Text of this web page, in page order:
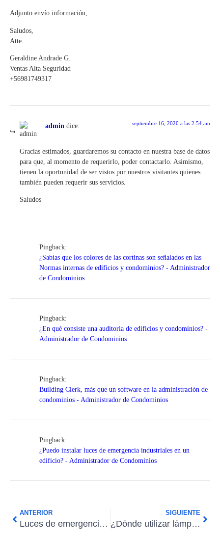
Adjunto envío información,
Saludos,
Atte.
Geraldine Andrade G.
Ventas Alta Seguridad
+56981749317
admin dice: septiembre 16, 2020 a las 2:54 am
Gracias estimados, guardaremos su contacto en nuestra base de datos
para que, al momento de requerirlo, poder contactarlo. Asimismo,
tienen la oportunidad de ser vistos por nuestros visitantes quienes
también pueden requerir sus servicios.
Saludos
Pingback:
¿Sabías que los colores de las cortinas son señalados en las
Normas internas de edificios y condominios? - Administrador
de Condominios
Pingback:
¿En qué consiste una auditoria de edificios y condominios? -
Administrador de Condominios
Pingback:
Building Clerk, más que un software en la administración de
condominios - Administrador de Condominios
Pingback:
¿Puedo instalar luces de emergencia industriales en un
edificio? - Administrador de Condominios
ANTERIOR
Luces de emergencia: La seguridad, ante todo
SIGUIENTE
¿Dónde utilizar lámparas de emergencia?